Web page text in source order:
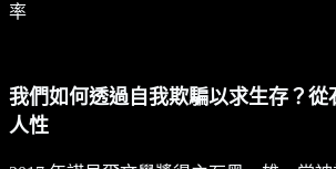
率
我們如何透過自我欺騙以求生存？從
人性